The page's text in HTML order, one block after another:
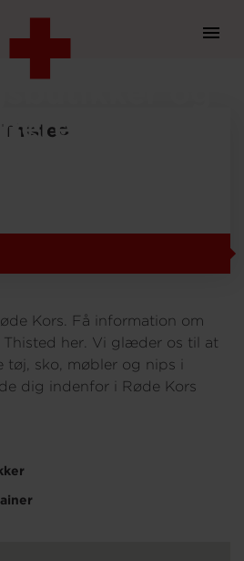
Kors
og
i Thisted
Kors. Få information om
her. Vi glæder os til at
sko, møbler og nips i
dig indenfor i Røde Kors